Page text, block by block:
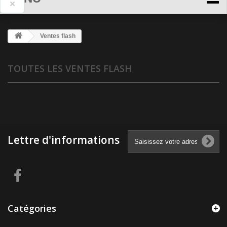
×
Ventes flash
TOUTES LES VENTES FLASH
Lettre d'informations
Catégories